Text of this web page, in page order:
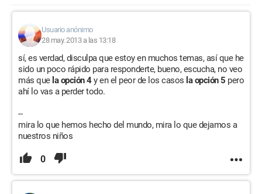
Usuario anónimo
28 may. 2013 a las 13:18
sí, es verdad, disculpa que estoy en muchos temas, así que he
sido un poco rápido para responderte, bueno, escucha, no veo
más que la opción 4y en el peor de los casos la opción 5 pero
ahí lo vas a perder todo.
--
mira lo que hemos hecho del mundo, mira lo que dejamos a
nuestros niños
0